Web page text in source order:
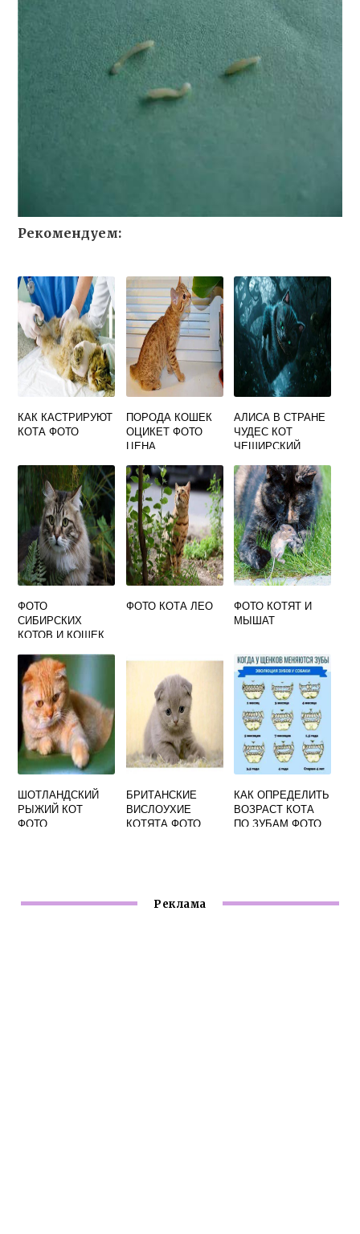
Рекомендуем:
КАК КАСТРИРУЮТ
КОТА ФОТО
ПОРОДА КОШЕК
ОЦИКЕТ ФОТО
ЦЕНА
АЛИСА В СТРАНЕ
ЧУДЕС КОТ
ЧЕШИРСКИЙ
ФОТО
СИБИРСКИХ
КОТОВ И КОШЕК
ФОТО КОТА ЛЕО
ФОТО КОТЯТ И
МЫШАТ
ШОТЛАНДСКИЙ
РЫЖИЙ КОТ
ФОТО
БРИТАНСКИЕ
ВИСЛОУХИЕ
КОТЯТА ФОТО
КАК ОПРЕДЕЛИТЬ
ВОЗРАСТ КОТА
ПО ЗУБАМ ФОТО
Реклама